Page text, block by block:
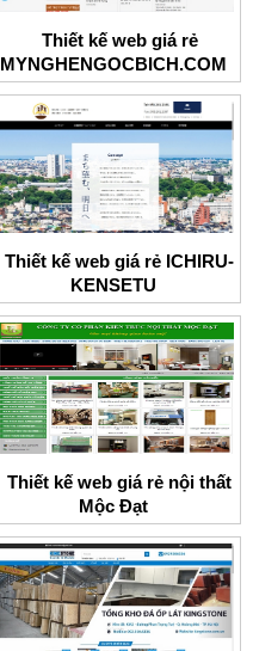
Thiết kế web giá rẻ
MYNGHENGOCBICH.COM
Thiết kế web giá rẻ ICHIRU-
KENSETU
Thiết kế web giá rẻ nội thất
Mộc Đạt